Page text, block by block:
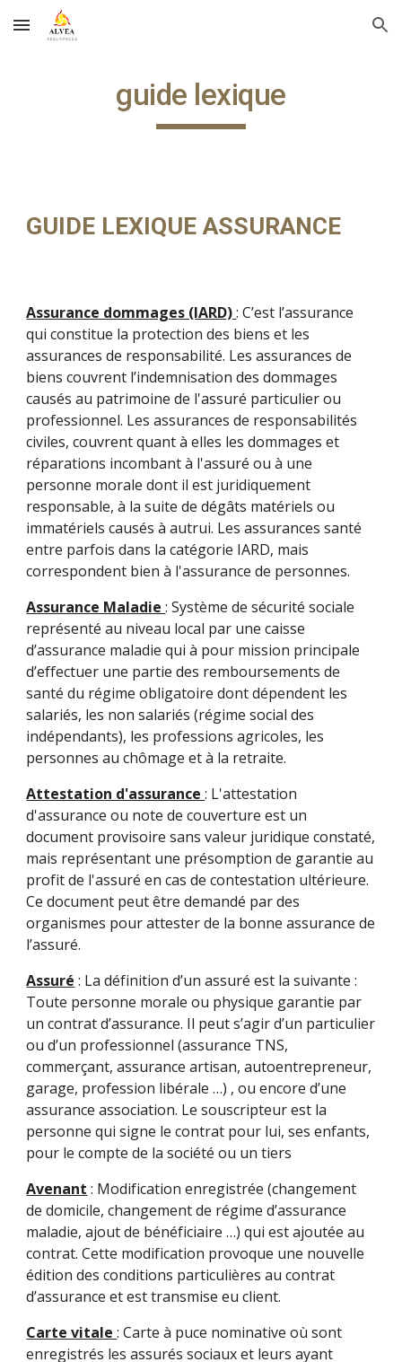
Skip to main content Skip to navigation
guide lexique
GUIDE LEXIQUE ASSURANCE
Assurance dommages (IARD): C’est l’assurance
qui constitue la protection des biens et les
assurances de responsabilité. Les assurances de
biens couvrent l’indemnisation des dommages
causés au patrimoine de l'assuré particulier ou
professionnel. Les assurances de responsabilités
civiles, couvrent quant à elles les dommages et
réparations incombant à l'assuré ou à une
personne morale dont il est juridiquement
responsable, à la suite de dégâts matériels ou
immatériels causés à autrui. Les assurances santé
entre parfois dans la catégorie IARD, mais
correspondent bien à l'assurance de personnes.
Assurance Maladie: Système de sécurité sociale
représenté au niveau local par une caisse
d’assurance maladie qui à pour mission principale
d’effectuer une partie des remboursements de
santé du régime obligatoire dont dépendent les
salariés, les non salariés (régime social des
indépendants), les professions agricoles, les
personnes au chômage et à la retraite.
Attestation d'assurance: L'attestation
d'assurance ou note de couverture est un
document provisoire sans valeur juridique constaté,
mais représentant une présomption de garantie au
profit de l'assuré en cas de contestation ultérieure.
Ce document peut être demandé par des
organismes pour attester de la bonne assurance de
l’assuré.
Assuré : La définition d’un assuré est la suivante :
Toute personne morale ou physique garantie par
un contrat d’assurance. Il peut s’agir d’un particulier
ou d’un professionnel (assurance TNS,
commerçant, assurance artisan, autoentrepreneur,
garage, profession libérale …) , ou encore d’une
assurance association. Le souscripteur est la
personne qui signe le contrat pour lui, ses enfants,
pour le compte de la société ou un tiers
Avenant : Modification enregistrée (changement
de domicile, changement de régime d’assurance
maladie, ajout de bénéficiaire …) qui est ajoutée au
contrat. Cette modification provoque une nouvelle
édition des conditions particulières au contrat
d’assurance et est transmise eu client.
Carte vitale: Carte à puce nominative où sont
enregistrés les assurés sociaux et leurs ayant